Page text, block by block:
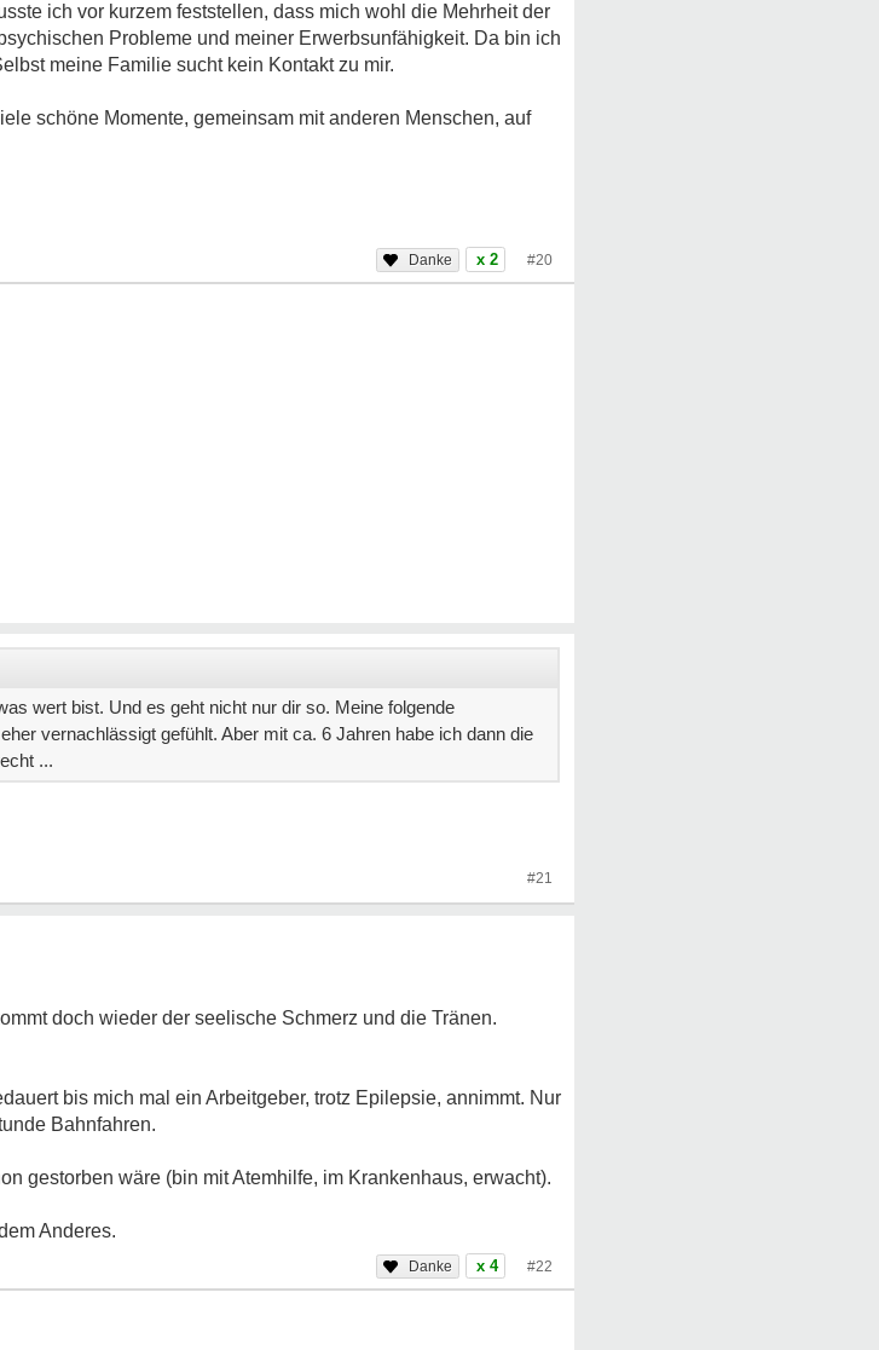
ich vor kurzem feststellen, dass mich wohl die Mehrheit der
Probleme und meiner Erwerbsunfähigkeit. Da bin ich
meine Familie sucht kein Kontakt zu mir.
schöne Momente, gemeinsam mit anderen Menschen, auf
x 2 #20
wert bist. Und es geht nicht nur dir so. Meine folgende
vernachlässigt gefühlt. Aber mit ca. 6 Jahren habe ich dann die
...
#21
doch wieder der seelische Schmerz und die Tränen.
bis mich mal ein Arbeitgeber, trotz Epilepsie, annimmt. Nur
Bahnfahren.
gestorben wäre (bin mit Atemhilfe, im Krankenhaus, erwacht).
Anderes.
x 4 #22